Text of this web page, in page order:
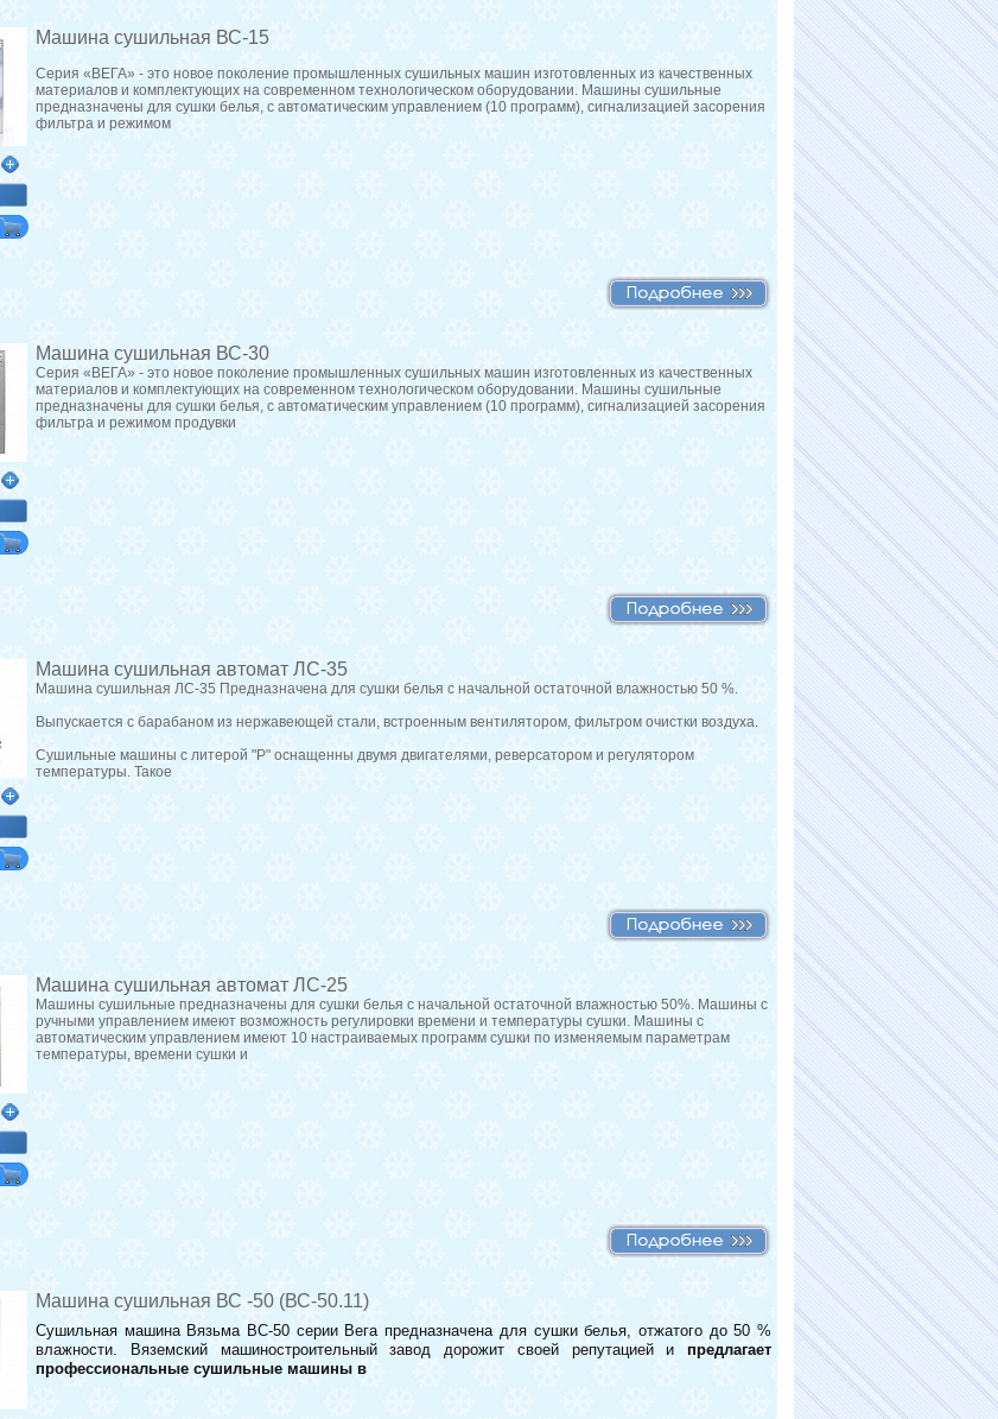
Машина сушильная ВС-15
Серия «ВЕГА» - это новое поколение промышленных сушильных машин изготовленных из качественных
материалов и комплектующих на современном технологическом оборудовании. Машины сушильные
предназначены для сушки белья, с автоматическим управлением (10 программ), сигнализацией засорения
фильтра и режимом
Машина сушильная ВС-30
Серия «ВЕГА» - это новое поколение промышленных сушильных машин изготовленных из качественных
материалов и комплектующих на современном технологическом оборудовании. Машины сушильные
предназначены для сушки белья, с автоматическим управлением (10 программ), сигнализацией засорения
фильтра и режимом продувки
Машина сушильная автомат ЛС-35
Машина сушильная ЛС-35 Предназначена для сушки белья с начальной остаточной влажностью 50 %.
Выпускается с барабаном из нержавеющей стали, встроенным вентилятором, фильтром очистки воздуха.
Сушильные машины с литерой "Р" оснащенны двумя двигателями, реверсатором и регулятором
температуры. Такое
Машина сушильная автомат ЛС-25
Машины сушильные предназначены для сушки белья с начальной остаточной влажностью 50%. Машины с
ручными управлением имеют возможность регулировки времени и температуры сушки. Машины с
автоматическим управлением имеют 10 настраиваемых программ сушки по изменяемым параметрам
температуры, времени сушки и
Машина сушильная ВС -50 (ВС-50.11)
Сушильная машина Вязьма ВС-50 серии Вега предназначена для сушки белья, отжатого до 50 %
влажности. Вяземский машиностроительный завод дорожит своей репутацией и предлагает
профессиональные сушильные машины в